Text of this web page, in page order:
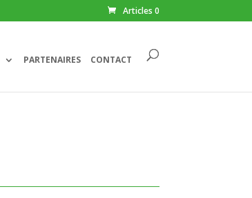
Articles 0
PARTENAIRES CONTACT